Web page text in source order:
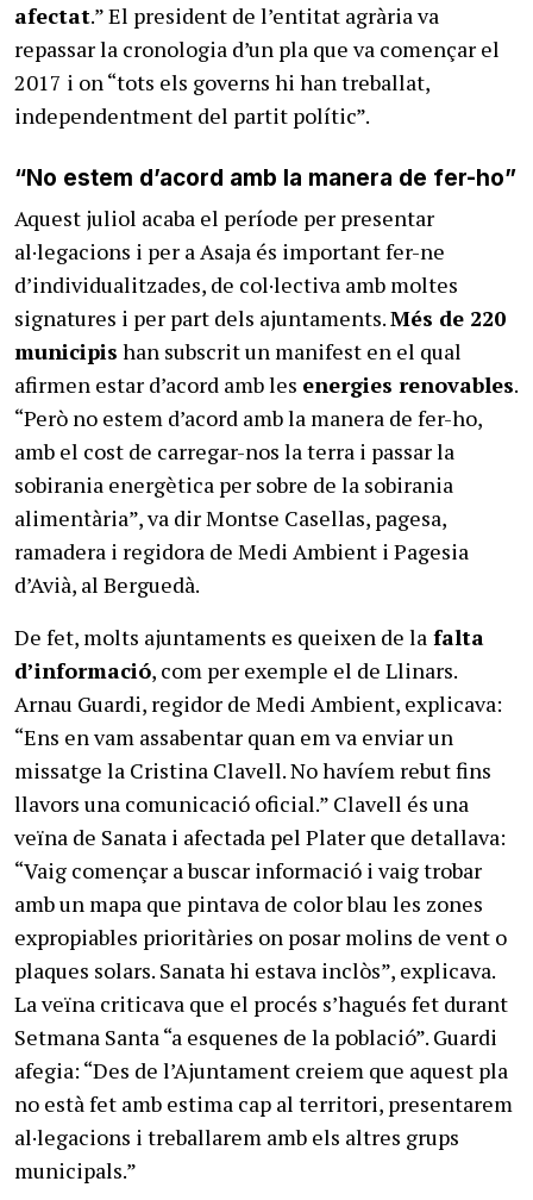
afectat.” El president de l’entitat agrària va
repassar la cronologia d’un pla que va començar el
2017 i on “tots els governs hi han treballat,
independentment del partit polític”.
“No estem d’acord amb la manera de fer-ho”
Aquest juliol acaba el període per presentar
al·legacions i per a Asaja és important fer-ne
d’individualitzades, de col·lectiva amb moltes
signatures i per part dels ajuntaments.Més de 220
municipis han subscrit un manifest en el qual
afirmen estar d’acord amb les energies renovables.
“Però no estem d’acord amb la manera de fer-ho,
amb el cost de carregar-nos la terra i passar la
sobirania energètica per sobre de la sobirania
alimentària”, va dir Montse Casellas, pagesa,
ramadera i regidora de Medi Ambient i Pagesia
d’Avià, al Berguedà.
De fet, molts ajuntaments es queixen de la falta
d’informació, com per exemple el de Llinars.
Arnau Guardi, regidor de Medi Ambient, explicava:
“Ens en vam assabentar quan em va enviar un
missatge la Cristina Clavell. No havíem rebut fins
llavors una comunicació oficial.” Clavell és una
veïna de Sanata i afectada pel Plater que detallava:
“Vaig començar a buscar informació i vaig trobar
amb un mapa que pintava de color blau les zones
expropiables prioritàries on posar molins de vent o
plaques solars. Sanata hi estava inclòs”, explicava.
La veïna criticava que el procés s’hagués fet durant
Setmana Santa “a esquenes de la població”. Guardi
afegia: “Des de l’Ajuntament creiem que aquest pla
no està fet amb estima cap al territori, presentarem
al·legacions i treballarem amb els altres grups
municipals.”